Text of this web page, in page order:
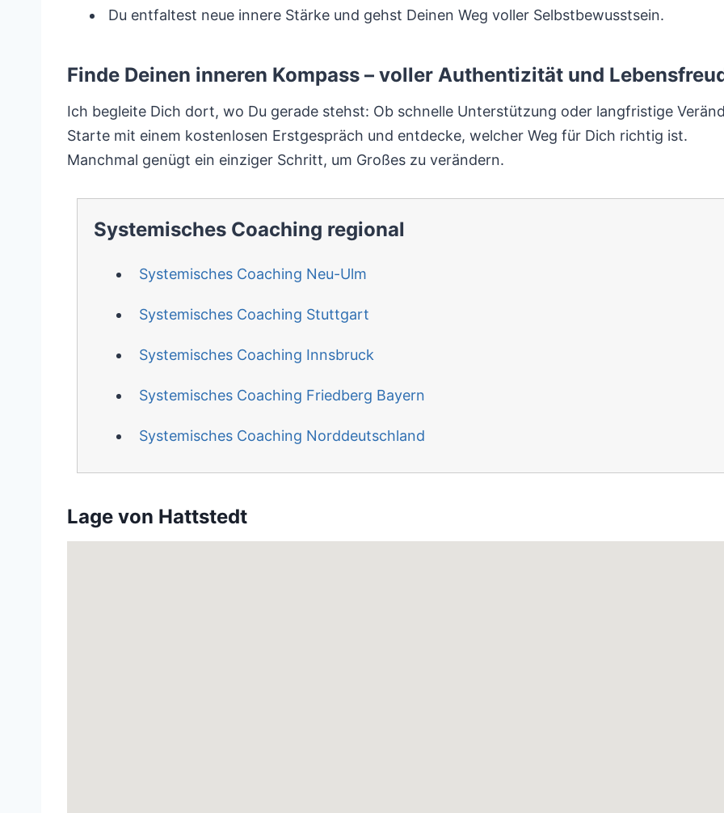
Du entfaltest neue innere Stärke und gehst Deinen Weg voller Selbstbewusstsein.
Finde Deinen inneren Kompass – voller Authentizität und
Ich begleite Dich dort, wo Du gerade stehst: Ob schnelle Unterstützung oder langfristige
Starte mit einem kostenlosen Erstgespräch und entdecke, welcher Weg für Dich richtig ist.
Manchmal genügt ein einziger Schritt, um Großes zu verändern.
Systemisches Coaching regional
Systemisches Coaching Neu-Ulm
Systemisches Coaching Stuttgart
Systemisches Coaching Innsbruck
Systemisches Coaching Friedberg Bayern
Systemisches Coaching Norddeutschland
Lage von Hattstedt